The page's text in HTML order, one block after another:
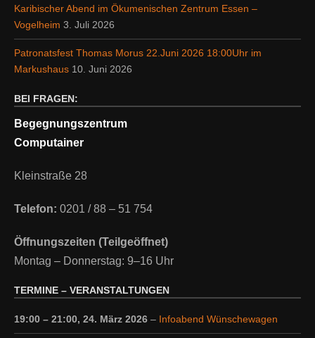
Karibischer Abend im Ökumenischen Zentrum Essen –
Vogelheim 3. Juli 2026
Patronatsfest Thomas Morus 22.Juni 2026 18:00Uhr im
Markushaus 10. Juni 2026
BEI FRAGEN:
Begegnungszentrum
Computainer
Kleinstraße 28
Telefon: 0201 / 88 – 51 754
Öffnungszeiten (Teilgeöffnet)
Montag – Donnerstag: 9–16 Uhr
TERMINE – VERANSTALTUNGEN
19:00 – 21:00, 24. März 2026 – Infoabend Wünschewagen